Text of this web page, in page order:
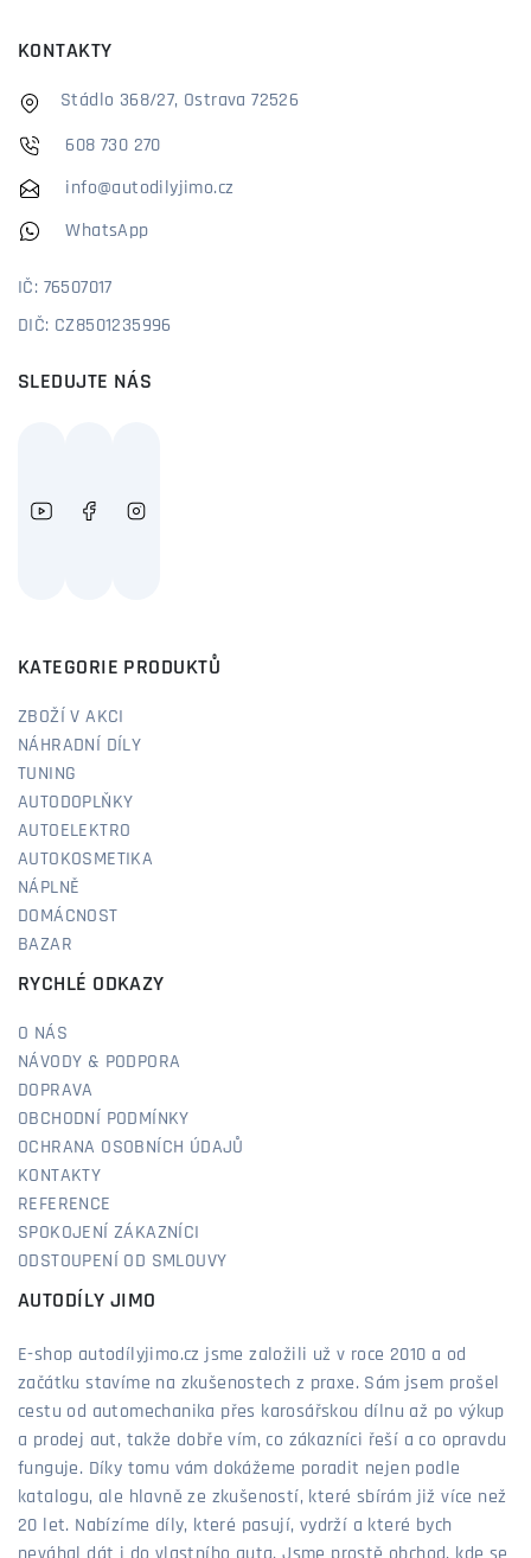
KONTAKTY
Stádlo 368/27, Ostrava 72526
608 730 270
info@autodilyjimo.cz
WhatsApp
IČ: 76507017
DIČ: CZ8501235996
SLEDUJTE NÁS
KATEGORIE PRODUKTŮ
ZBOŽÍ V AKCI
NÁHRADNÍ DÍLY
TUNING
AUTODOPLŇKY
AUTOELEKTRO
AUTOKOSMETIKA
NÁPLNĚ
DOMÁCNOST
BAZAR
RYCHLÉ ODKAZY
O NÁS
NÁVODY & PODPORA
DOPRAVA
OBCHODNÍ PODMÍNKY
OCHRANA OSOBNÍCH ÚDAJŮ
KONTAKTY
REFERENCE
SPOKOJENÍ ZÁKAZNÍCI
ODSTOUPENÍ OD SMLOUVY
AUTODÍLY JIMO
E-shop autodílyjimo.cz jsme založili už v roce 2010 a od
začátku stavíme na zkušenostech z praxe. Sám jsem prošel
cestu od automechanika přes karosářskou dílnu až po výkup
a prodej aut, takže dobře vím, co zákazníci řeší a co opravdu
funguje. Díky tomu vám dokážeme poradit nejen podle
katalogu, ale hlavně ze zkušeností, které sbírám již více než
20 let. Nabízíme díly, které pasují, vydrží a které bych